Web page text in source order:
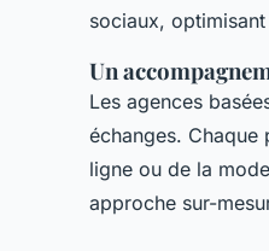
sociaux,
Un
Les agences
échanges.
ligne ou de la
approche sur-